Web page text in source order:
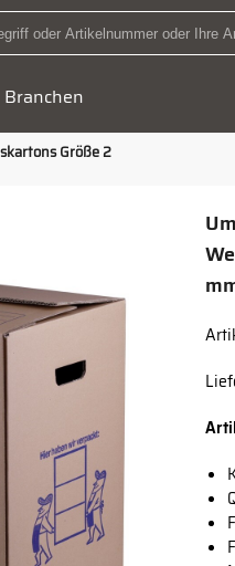
Suchbegriff
Branchen
Größe 2